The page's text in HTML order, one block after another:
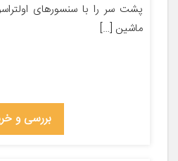
پشت سر را با سنسورهای
ماشین […]
بررسی و